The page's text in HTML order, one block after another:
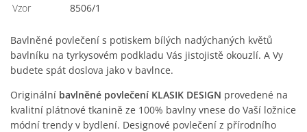
Vzor
8506/1
Bavlněné povlečení s potiskem bílých nadýchaných květů
bavlníku na tyrkysovém podkladu Vás jistojistě okouzlí. A Vy
budete spát doslova jako v bavlnce.
Originální bavlněné povlečení KLASIK DESIGN provedené na
kvalitní plátnové tkanině ze 100% bavlny vnese do Vaší ložnice
módní trendy v bydlení. Designové povlečení z přírodního